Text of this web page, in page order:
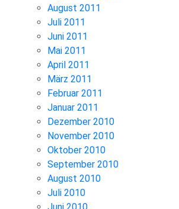
August 2011
Juli 2011
Juni 2011
Mai 2011
April 2011
März 2011
Februar 2011
Januar 2011
Dezember 2010
November 2010
Oktober 2010
September 2010
August 2010
Juli 2010